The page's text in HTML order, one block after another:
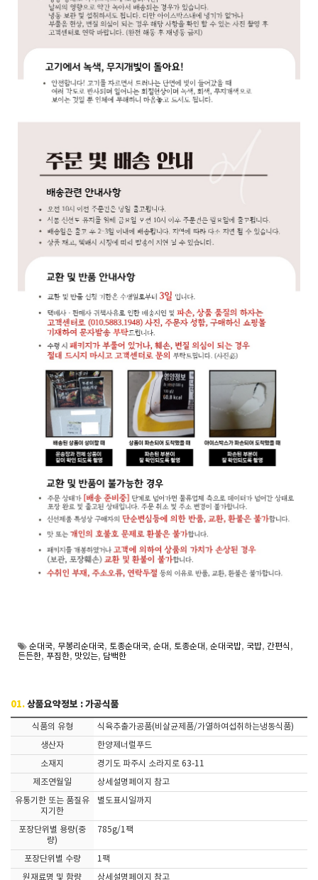
순대국, 무봉리순대국, 토종순대국, 순대 , 토종순대 , 순대국밥, 국밥, 간편식 ,
든든한, 푸짐한, 맛있는, 담백한
01.상품요약정보 : 가공식품
식품의 유형
식육추출가공품(비살균제품/가열하여섭취하는냉동식품)
생산자
한양제너럴푸드
소재지
경기도 파주시 소라지로 63-11
제조연월일
상세설명페이지 참고
유통기한 또는 품질유
지기한
별도표시일까지
포장단위별 용량(중
량)
785g/1팩
포장단위별 수량
1팩
원재료명 및 함량
상세설명페이지 참고